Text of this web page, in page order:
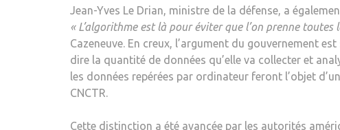
Jean-Yves Le Drian, ministre de la défense, a
« L’algorithme est là pour éviter que l’on prenne toutes
Cazeneuve. En creux, l’argument du gouvernement
dire la quantité de données qu’elle va collecter et
les données repérées par ordinateur feront l’objet
CNCTR.
Cette distinction a été avancée par les autorités